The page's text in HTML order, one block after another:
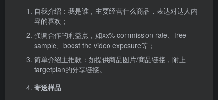
自我介绍：我是谁，主要经营什么商品，表达对达人内
容的喜欢；
强调合作的利益点，如xx% commission rate、free
sample、boost the video exposure等；
简单介绍主推款：如提供商品图片/商品链接，附上
targetplan的分享链接。
寄送样品